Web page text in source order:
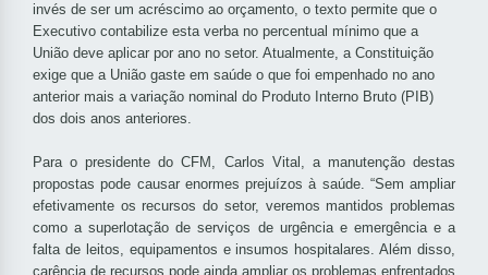
invés de ser um acréscimo ao orçamento, o texto permite que o
Executivo contabilize esta verba no percentual mínimo que a
União deve aplicar por ano no setor. Atualmente, a Constituição
exige que a União gaste em saúde o que foi empenhado no ano
anterior mais a variação nominal do Produto Interno Bruto (PIB)
dos dois anos anteriores.
Para o presidente do CFM, Carlos Vital, a manutenção destas
propostas pode causar enormes prejuízos à saúde. “Sem ampliar
efetivamente os recursos do setor, veremos mantidos problemas
como a superlotação de serviços de urgência e emergência e a
falta de leitos, equipamentos e insumos hospitalares. Além disso,
carência de recursos pode ainda ampliar os problemas enfrentados